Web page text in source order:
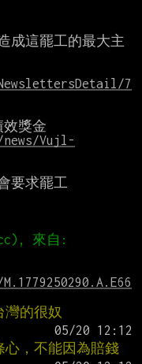
成這罷工的最大主
7
Vujl-
要求罷工
來自:
的很奴
，不能因為賠錢